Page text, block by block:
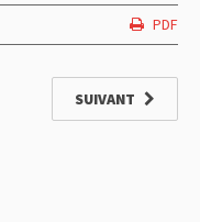
PDF
SUIVANT